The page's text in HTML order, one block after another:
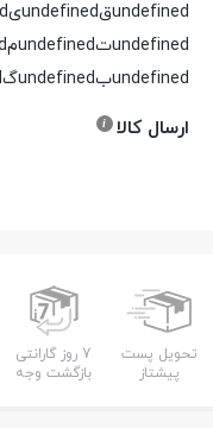
undefinedبundefinedگundefinedیundefinedرundefinedیundefinedدundefined
ارسال کالا
تحویل پست
پیشتاز
7 روز گارانتی
بازگشت وجه